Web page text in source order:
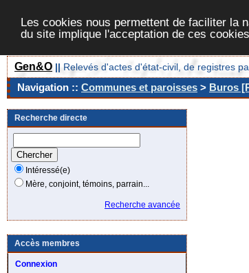
Les cookies nous permettent de faciliter la
du site implique l'acceptation de ces
Gen&O || Relevés d'actes d'état-civil, de registres
Navigation :: Communes et paroisses > Buros
Recherche directe
Intéressé(e)
Mère, conjoint, témoins, parrain...
Recherche avancée
Accès membres
Connexion